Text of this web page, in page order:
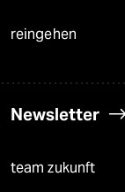
reingehen
Newsletter
team zukunft